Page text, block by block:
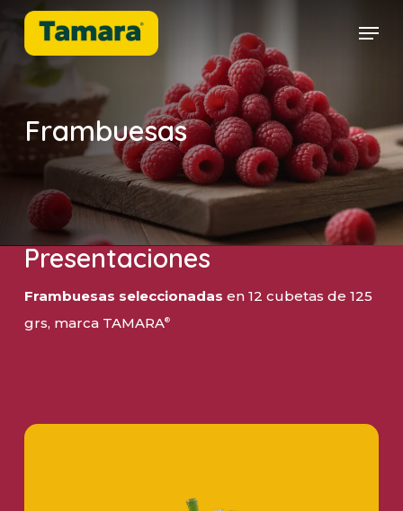
Skip
main
content
Frambuesas
Presentaciones
Frambuesas seleccionadas en 12 cubetas de 125
grs, marca TAMARA®